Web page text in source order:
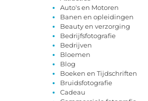
Auto's en Motoren
Banen en opleidingen
Beauty en verzorging
Bedrijfsfotografie
Bedrijven
Bloemen
Blog
Boeken en Tijdschriften
Bruidsfotografie
Cadeau